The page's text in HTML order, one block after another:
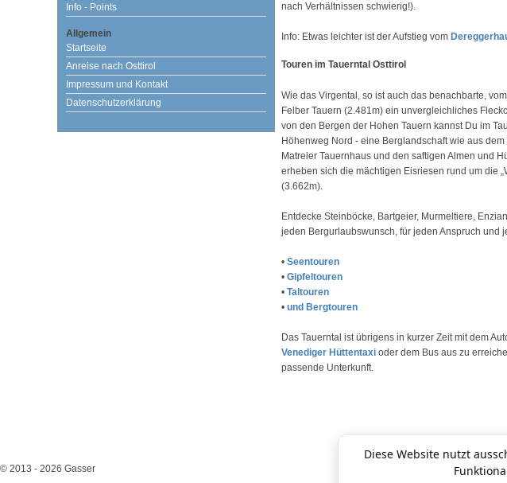
Diese Website nutzt
Info - Points
Allgemein
Startseite
Anreise nach Osttirol
Impressum und Kontakt
Datenschutzerklärung
nach Verhältnissen schwierig!).
Info: Etwas leichter ist der Aufstieg vom
Touren im Tauerntal Osttirol
Wie das Virgental, so ist auch das benachbarte,
Felber Tauern (2.481m) ein unvergleichliches
von den Bergen der Hohen Tauern kannst Du im
Höhenweg Nord - eine Berglandschaft wie aus
Matreier Tauernhaus und den saftigen Almen und
erheben sich die mächtigen Eisriesen rund um die
(3.662m).
Entdecke Steinböcke, Bartgeier, Murmeltiere,
jeden Bergurlaubswunsch, für jeden Anspruch und
• Seentouren
• Gipfeltouren
• Taltouren
• und Bergtouren
Das Tauerntal ist übrigens in kurzer Zeit mit dem
Venediger Hüttentaxi oder dem Bus aus zu
passende Unterkunft.
© 2013 - 2026 Gasser